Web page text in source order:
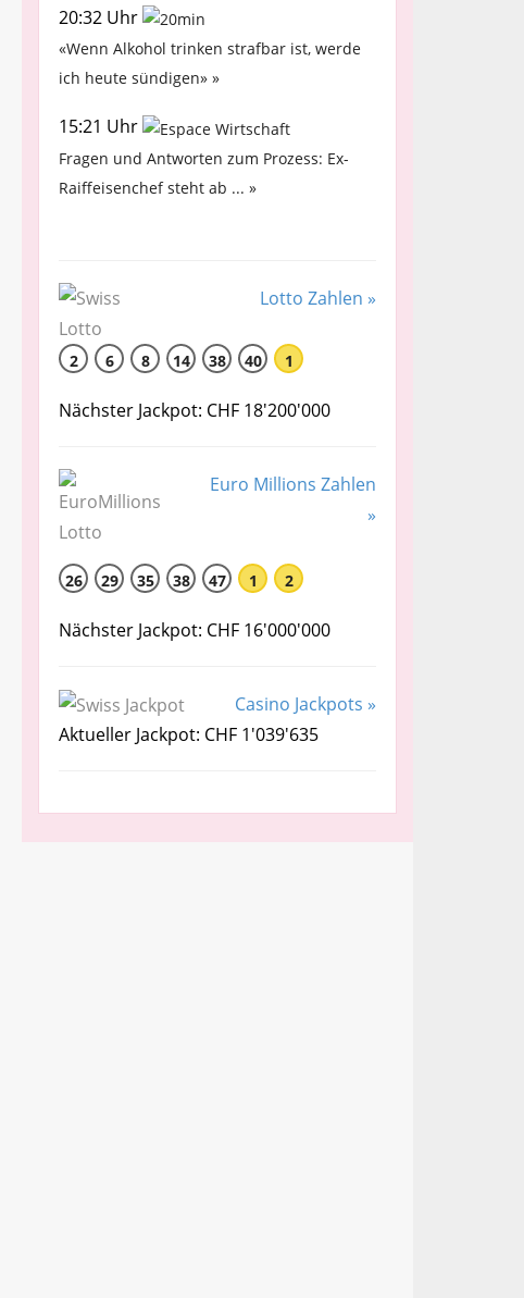
20:32 Uhr
«Wenn Alkohol trinken strafbar ist, werde
ich heute sündigen» »
15:21 Uhr
Fragen und Antworten zum Prozess: Ex-
Raiffeisenchef steht ab ... »
Lotto Zahlen »
2 6 8 14 38 40 1
Nächster Jackpot: CHF 18'200'000
Euro Millions Zahlen
»
26 29 35 38 47 1 2
Nächster Jackpot: CHF 16'000'000
Casino Jackpots »
Aktueller Jackpot: CHF 1'039'635